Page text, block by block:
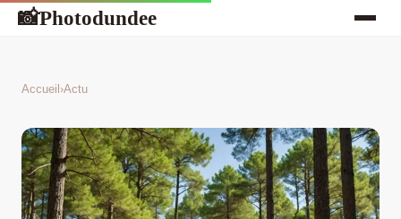
📸Photodundee
Accueil ›Actu